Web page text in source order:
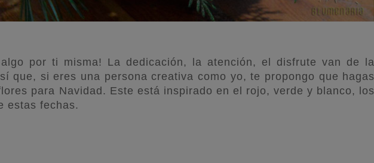
algo por ti misma! La dedicación, la atención, el disfrute van de la
que, si eres una persona creativa como yo, te propongo que hagas
para Navidad. Este está inspirado en el rojo, verde y blanco, los
estas fechas.